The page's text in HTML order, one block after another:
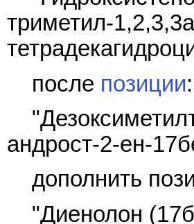
триметил-
после позиции:
андрост-2-ен-
дополнить
"Диенолон